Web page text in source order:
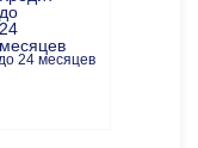
24 месяцев